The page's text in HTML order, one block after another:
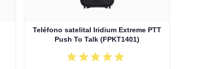
Teléfono satelital Iridium Extreme PTT
Push To Talk (FPKT1401)